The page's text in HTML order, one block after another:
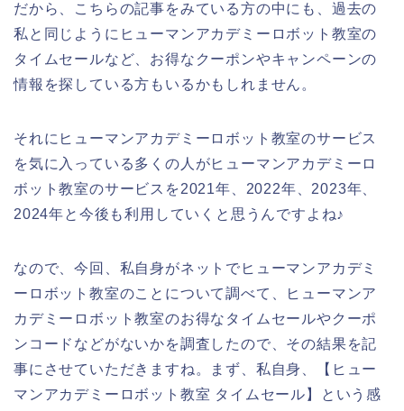
だから、こちらの記事をみている方の中にも、過去の
私と同じようにヒューマンアカデミーロボット教室の
タイムセールなど、お得なクーポンやキャンペーンの
情報を探している方もいるかもしれません。
それにヒューマンアカデミーロボット教室のサービス
を気に入っている多くの人がヒューマンアカデミーロ
ボット教室のサービスを2021年、2022年、2023年、
2024年と今後も利用していくと思うんですよね♪
なので、今回、私自身がネットでヒューマンアカデミ
ーロボット教室のことについて調べて、ヒューマンア
カデミーロボット教室のお得なタイムセールやクーポ
ンコードなどがないかを調査したので、その結果を記
事にさせていただきますね。まず、私自身、【ヒュー
マンアカデミーロボット教室 タイムセール】という感